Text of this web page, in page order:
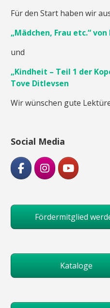
Für den Start haben wir
„Mädchen, Frau etc.“
und
„Kindheit – Teil 1 der
Tove Ditlevsen
Wir wünschen gute
Social Media
Fördermitglied
Kataloge